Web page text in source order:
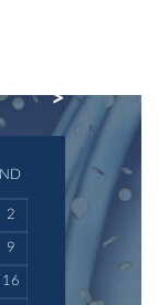
NEXT
ND
2
9
16